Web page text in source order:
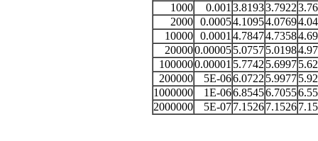
1000
0.001 3.81933.7922
2000
0.00054.10954.0769
10000
0.0001 4.78474.7358
200000.00005 5.0757 5.0198
1000000.00001 5.7742 5.6997
200000
5E-066.0722 5.9977
1000000
1E-066.85456.7055
2000000
5E-07 7.1526 7.1526